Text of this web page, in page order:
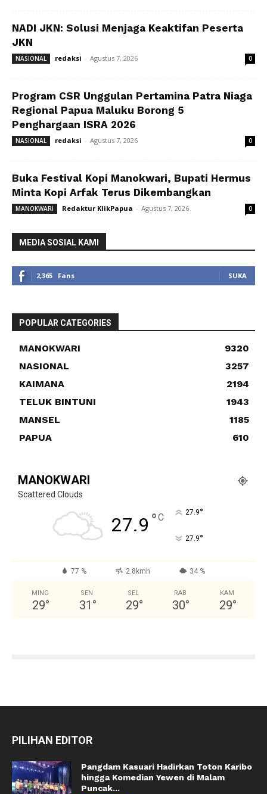
NADI JKN: Solusi Menjaga Keaktifan Peserta
JKN
NASIONAL redaksi - Agustus 7, 2026 0
Program CSR Unggulan Pertamina Patra Niaga
Regional Papua Maluku Borong 5
Penghargaan ISRA 2026
NASIONAL redaksi - Agustus 7, 2026 0
Buka Festival Kopi Manokwari, Bupati Hermus
Minta Kopi Arfak Terus Dikembangkan
MANOKWARI Redaktur KlikPapua - Agustus 7, 2026 0
MEDIA SOSIAL KAMI
2,365 Fans SUKA
POPULAR CATEGORIES
MANOKWARI
9320
NASIONAL
3257
KAIMANA
2194
TELUK BINTUNI
1943
MANSEL
1185
PAPUA
610
MANOKWARI
Scattered Clouds
27.9 °C 27.9°
27.9°
77 % 2.8kmh 34 %
MING
29°
SEN
31 °
SEL
29°
RAB
30°
KAM
29°
PILIHAN EDITOR
Pangdam Kasuari Hadirkan Toton Karibo
hingga Komedian Yewen di Malam
Puncak...